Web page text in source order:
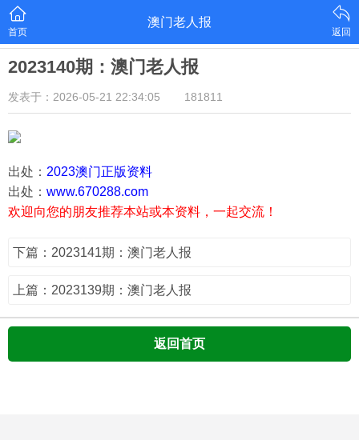
首页
澳门老人报
返回
2023140期：澳门老人报
发表于：2026-05-21 22:34:05 181811
出处： 2023澳门正版资料
出处： www.670288.com
欢迎向您的朋友推荐本站或本资料，一起交流！
下篇：2023141期：澳门老人报
上篇：2023139期：澳门老人报
返回首页